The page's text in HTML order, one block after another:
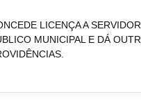
LICENÇA A SERVIDOR
MUNICIPAL E DÁ